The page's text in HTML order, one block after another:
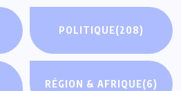
POLITIQUE(208)
RÉGION & AFRIQUE(6)